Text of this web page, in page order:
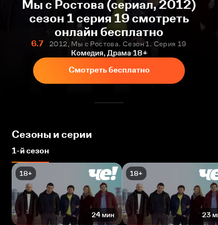
Мы с Ростова (сериал, 2012)
сезон 1 серия 19 смотреть
онлайн бесплатно
6.7
2012, Мы с Ростова. Сезон 1. Серия 19
Комедия, Драма 18+
Смотреть бесплатно
Сезоны и серии
1-й сезон
18+
24 мин
18+
23